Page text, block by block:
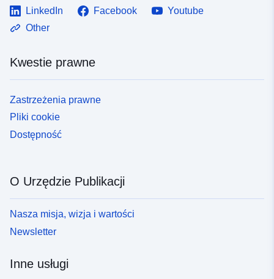
LinkedIn Facebook
Youtube
Other
Kwestie prawne
Zastrzeżenia prawne
Pliki cookie
Dostępność
O Urzędzie Publikacji
Nasza misja, wizja i wartości
Newsletter
Inne usługi